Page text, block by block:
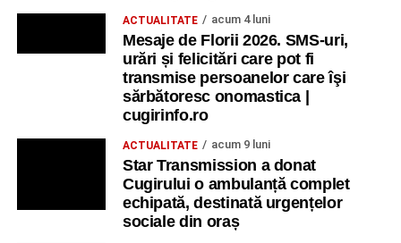
ACTUALITATE acum 4 luni
Mesaje de Florii 2026. SMS-uri,
urări și felicitări care pot fi
transmise persoanelor care îşi
sărbătoresc onomastica |
cugirinfo.ro
ACTUALITATE acum 9 luni
Star Transmission a donat
Cugirului o ambulanță complet
echipată, destinată urgențelor
sociale din oraș